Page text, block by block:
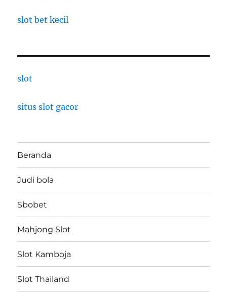
slot bet kecil
slot
situs slot gacor
Beranda
Judi bola
Sbobet
Mahjong Slot
Slot Kamboja
Slot Thailand